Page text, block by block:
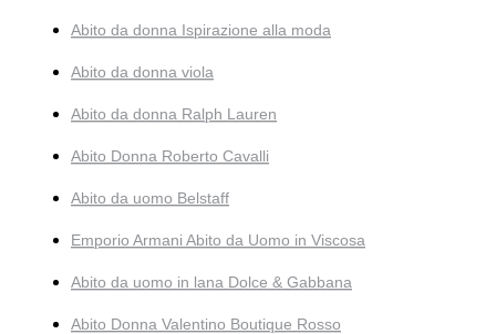
Abito da donna Ispirazione alla moda
Abito da donna viola
Abito da donna Ralph Lauren
Abito Donna Roberto Cavalli
Abito da uomo Belstaff
Emporio Armani Abito da Uomo in Viscosa
Abito da uomo in lana Dolce & Gabbana
Abito Donna Valentino Boutique Rosso